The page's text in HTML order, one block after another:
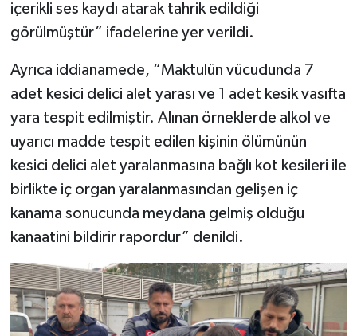
içerikli ses kaydı atarak tahrik edildiği
görülmüştür” ifadelerine yer verildi.
Ayrıca iddianamede, “Maktulün vücudunda 7
adet kesici delici alet yarası ve 1 adet kesik vasıfta
yara tespit edilmiştir. Alınan örneklerde alkol ve
uyarıcı madde tespit edilen kişinin ölümünün
kesici delici alet yaralanmasına bağlı kot kesileri ile
birlikte iç organ yaralanmasından gelişen iç
kanama sonucunda meydana gelmiş olduğu
kanaatini bildirir rapordur” denildi.